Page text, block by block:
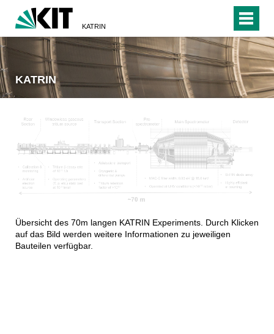
KATRIN
KATRIN
Übersicht des 70m langen KATRIN Experiments. Durch Klicken
auf das Bild werden weitere Informationen zu jeweiligen
Bauteilen verfügbar.